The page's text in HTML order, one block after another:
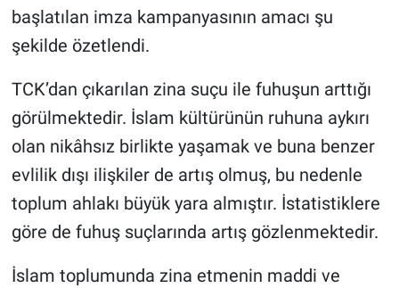
başlatılan imza kampanyasının amacı şu
şekilde özetlendi.
TCK’dan çıkarılan zina suçu ile fuhuşun arttığı
görülmektedir. İslam kültürünün ruhuna aykırı
olan nikâhsız birlikte yaşamak ve buna benzer
evlilik dışı ilişkiler de artış olmuş, bu nedenle
toplum ahlakı büyük yara almıştır. İstatistiklere
göre de fuhuş suçlarında artış gözlenmektedir.
İslam toplumunda zina etmenin maddi ve